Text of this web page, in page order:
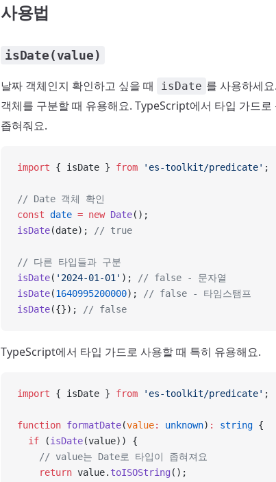
사용법
isDate(value)
날짜 객체인지 확인하고 싶을 때 isDate 를 사용하세
객체를 구분할 때 유용해요. TypeScript에서 타입 가드로
좁혀줘요.
import { isDate } from 'es-toolkit/predicate' ;
// Date 객체 확인
const date = new Date();
isDate(date); // true
// 다른 타입들과 구분
isDate( '2024-01-01' );
// false - 문자열
isDate(1640995200000);
// false - 타임스탬프
isDate({}); // false
TypeScript에서 타입 가드로 사용할 때 특히 유용해요.
import { isDate } from 'es-toolkit/predicate' ;
function formatDate(value: unknown) : string {
  if
(isDate(value)) {
    // value는 Date로 타입이 좁혀져요
    return
value. toISOString ();